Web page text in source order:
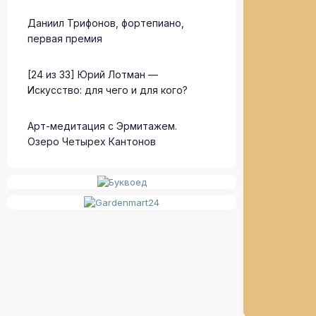
Даниил Трифонов, фортепиано,
первая премия
[24 из 33] Юрий Лотман —
Искусство: для чего и для кого?
Арт-медитация с Эрмитажем.
Озеро Четырех Кантонов